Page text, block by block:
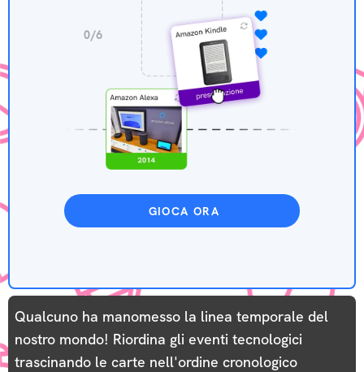
GIOCA ORA
Qualcuno ha manomesso la linea temporale del
nostro mondo! Riordina gli eventi tecnologici
trascinando le carte nell'ordine cronologico